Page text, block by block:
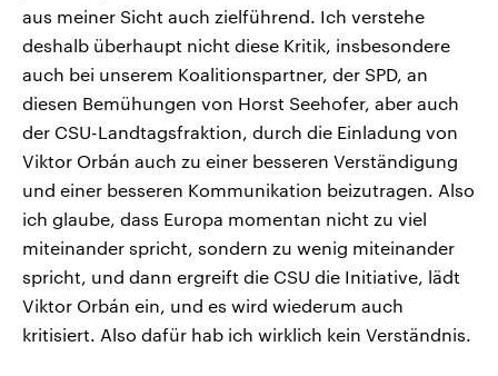
aus meiner Sicht auch zielführend. Ich verstehe
deshalb überhaupt nicht diese Kritik, insbesondere
auch bei unserem Koalitionspartner, der SPD, an
diesen Bemühungen von Horst Seehofer, aber auch
der CSU-Landtagsfraktion, durch die Einladung von
Viktor Orbán auch zu einer besseren Verständigung
und einer besseren Kommunikation beizutragen. Also
ich glaube, dass Europa momentan nicht zu viel
miteinander spricht, sondern zu wenig miteinander
spricht, und dann ergreift die CSU die Initiative, lädt
Viktor Orbán ein, und es wird wiederum auch
kritisiert. Also dafür hab ich wirklich kein Verständnis.